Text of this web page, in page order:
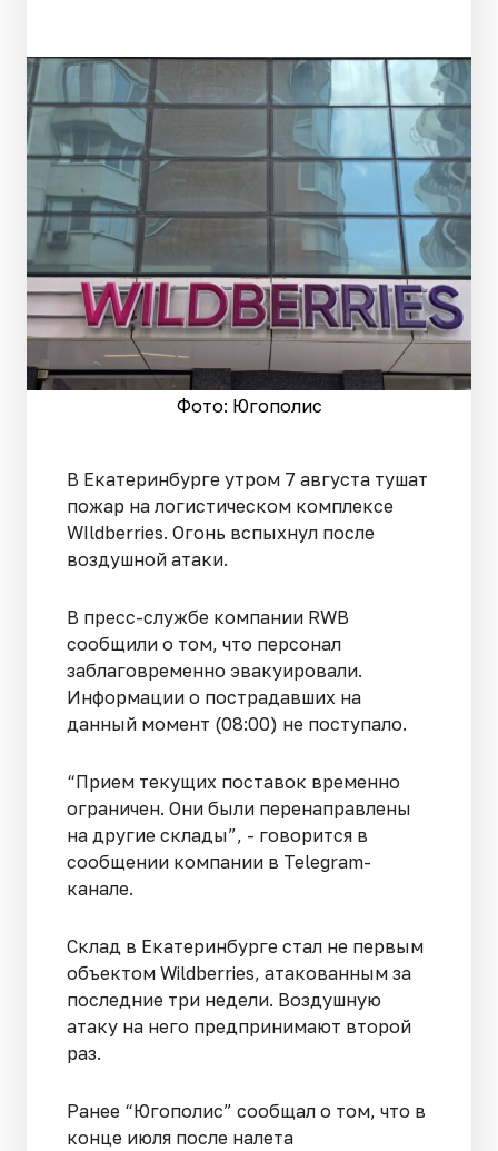
Фото: Югополис
В Екатеринбурге утром 7 августа тушат
пожар на логистическом комплексе
WIldberries. Огонь вспыхнул после
воздушной атаки.
В пресс-службе компании RWB
сообщили о том, что персонал
заблаговременно эвакуировали.
Информации о пострадавших на
данный момент (08:00) не поступало.
“Прием текущих поставок временно
ограничен. Они были перенаправлены
на другие склады”, - говорится в
сообщении компании в Telegram-
канале.
Склад в Екатеринбурге стал не первым
объектом Wildberries, атакованным за
последние три недели. Воздушную
атаку на него предпринимают второй
раз.
Ранее “Югополис” сообщал о том, что в
конце июля после налета